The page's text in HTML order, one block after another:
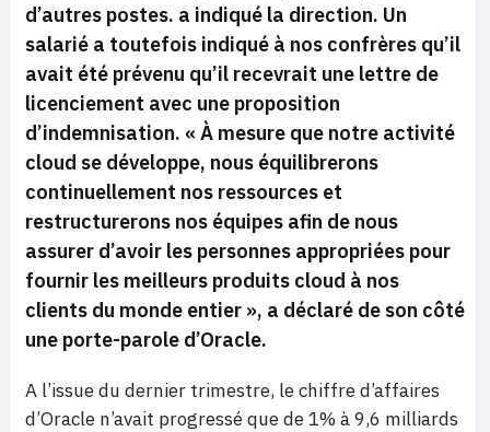
d’autres postes. a indiqué la direction. Un
salarié a toutefois indiqué à nos confrères qu’il
avait été prévenu qu’il recevrait une lettre de
licenciement avec une proposition
d’indemnisation. « À mesure que notre activité
cloud se développe, nous équilibrerons
continuellement nos ressources et
restructurerons nos équipes afin de nous
assurer d’avoir les personnes appropriées pour
fournir les meilleurs produits cloud à nos
clients du monde entier », a déclaré de son côté
une porte-parole d’Oracle.
A l’issue du dernier trimestre, le chiffre d’affaires
d’Oracle n’avait progressé que de 1% à 9,6 milliards